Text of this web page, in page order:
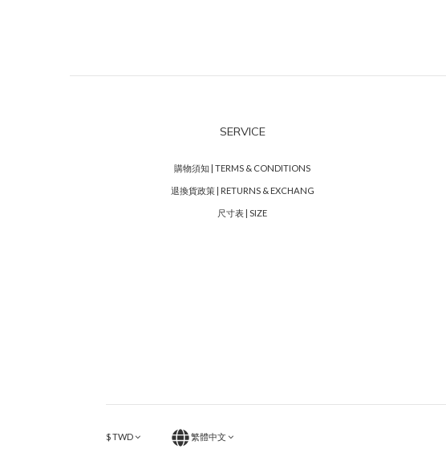
SERVICE
購物須知 | TERMS & CONDITIONS
退換貨政策 | RETURNS & EXCHANG
尺寸表 | SIZE
$TWD 繁體中文